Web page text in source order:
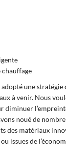
une
à venir. Nous
noué de
matériaux
issues de